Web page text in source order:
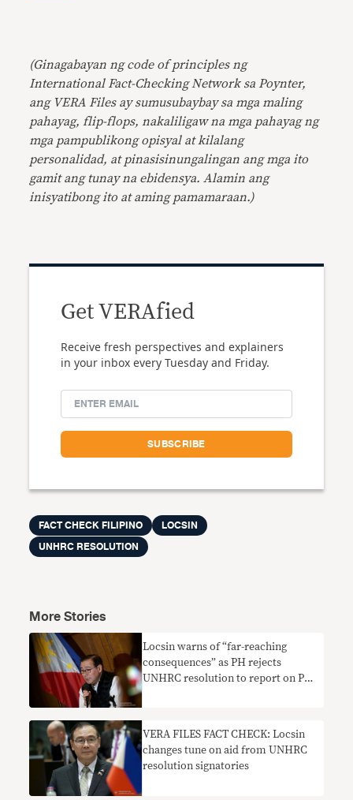
(Ginagabayan ng code of principles ng
International Fact-Checking Network sa Poynter,
ang VERA Files ay sumusubaybay sa mga maling
pahayag, flip-flops, nakaliligaw na mga pahayag ng
mga pampublikong opisyal at kilalang
personalidad, at pinasisinungalingan ang mga ito
gamit ang tunay na ebidensya. Alamin ang
inisyatibong ito at aming pamamaraan.)
Get VERAfied
Receive fresh perspectives and explainers
in your inbox every Tuesday and Friday.
FACT CHECK FILIPINO
LOCSIN
UNHRC RESOLUTION
More Stories
Locsin warns of “far-reaching
consequences” as PH rejects
UNHRC resolution to report on PH
VERA FILES FACT CHECK: Locsin
changes tune on aid from UNHRC
resolution signatories